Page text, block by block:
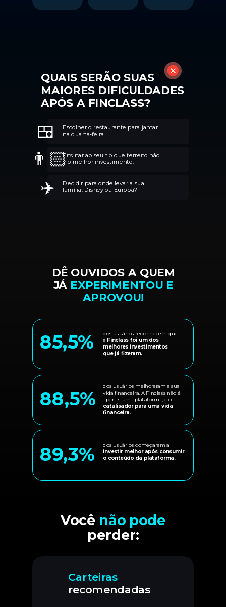
dos usuários reconhecem que
a Finclass foi um dos
melhores investimentos
que já fizeram.
85,5%
dos usuários melhoraram a sua
vida financeira. A Finclass não é
apenas uma plataforma, é o
catalisador para uma vida
financeira.
88,5%
dos usuários começaram a
investir melhor após consumir
o conteúdo da plataforma.
89,3%
DÊ OUVIDOS A QUEM
JÁ EXPERIMENTOU E
APROVOU!
Escolher o restaurante para jantar
na quarta-feira.
🍱
QUAIS SERÃO SUAS
MAIORES DIFICULDADES
APÓS A FINCLASS?
Ensinar ao seu tio que terreno não
é o melhor investimento.
👨🏻
Decidir para onde levar a sua
família: Disney ou Europa?
✈️
Carteiras
recomendadas
Você não pode
perder: